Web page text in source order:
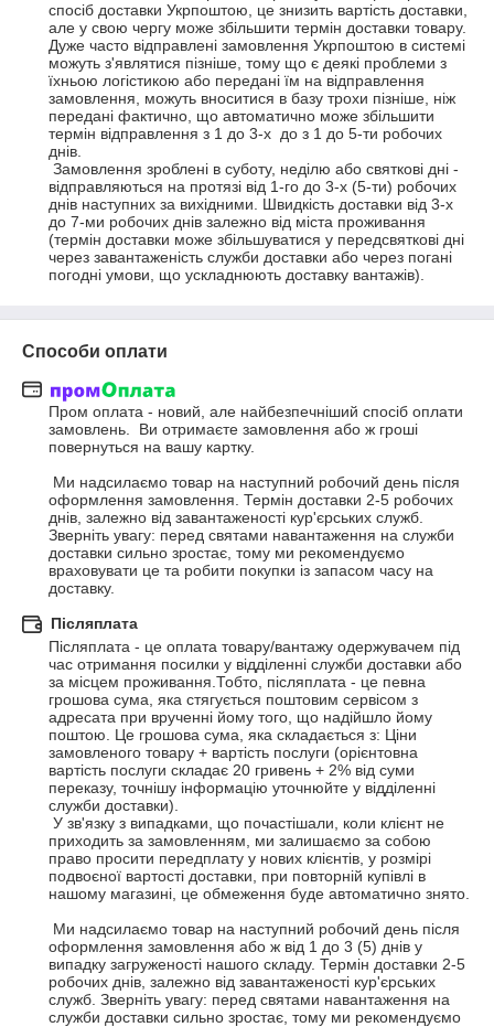
спосіб доставки Укрпоштою, це знизить вартість доставки,
але у свою чергу може збільшити термін доставки товару.
Дуже часто відправлені замовлення Укрпоштою в системі
можуть з'являтися пізніше, тому що є деякі проблеми з
їхньою логістикою або передані їм на відправлення
замовлення, можуть вноситися в базу трохи пізніше, ніж
передані фактично, що автоматично може збільшити
термін відправлення з 1 до 3-х  до з 1 до 5-ти робочих
днів.
відправляються на протязі від 1-го до 3-х (5-ти) робочих
днів наступних за вихідними. Швидкість доставки від 3-х
до 7-ми робочих днів залежно від міста проживання
(термін доставки може збільшуватися у передсвяткові дні
через завантаженість служби доставки або через погані
погодні умови, що ускладнюють доставку вантажів).
Способи оплати
Пром оплата - новий, але найбезпечніший спосіб оплати
замовлень.  Ви отримаєте замовлення або ж гроші
повернуться на вашу картку.
оформлення замовлення. Термін доставки 2-5 робочих
днів, залежно від завантаженості кур'єрських служб.
Зверніть увагу: перед святами навантаження на служби
доставки сильно зростає, тому ми рекомендуємо
враховувати це та робити покупки із запасом часу на
доставку.
Післяплата
Післяплата - це оплата товару/вантажу одержувачем під
час отримання посилки у відділенні служби доставки або
за місцем проживання.Тобто, післяплата - це певна
грошова сума, яка стягується поштовим сервісом з
адресата при врученні йому того, що надійшло йому
поштою. Це грошова сума, яка складається з: Ціни
замовленого товару + вартість послуги (орієнтовна
вартість послуги складає 20 гривень + 2% від суми
переказу, точнішу інформацію уточнюйте у відділенні
служби доставки).
приходить за замовленням, ми залишаємо за собою
право просити передплату у нових клієнтів, у розмірі
подвоєної вартості доставки, при повторній купівлі в
нашому магазині, це обмеження буде автоматично знято.
оформлення замовлення або ж від 1 до 3 (5) днів у
випадку загруженості нашого складу. Термін доставки 2-5
робочих днів, залежно від завантаженості кур'єрських
служб. Зверніть увагу: перед святами навантаження на
служби доставки сильно зростає, тому ми рекомендуємо